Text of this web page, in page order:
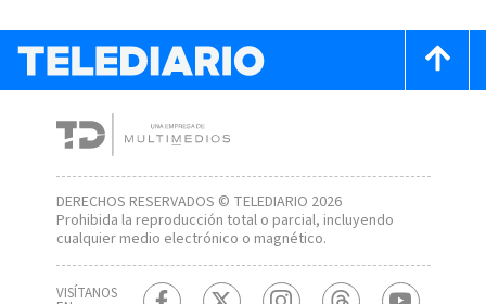
DERECHOS RESERVADOS © TELEDIARIO 2026
Prohibida la reproducción total o parcial, incluyendo
cualquier medio electrónico o magnético.
VISÍTANOS